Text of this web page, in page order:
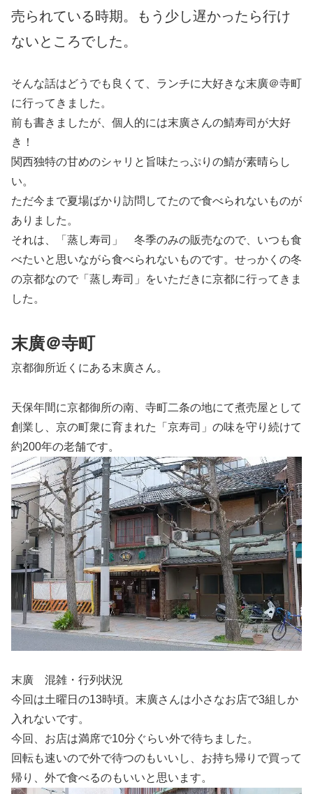
売られている時期。もう少し遅かったら行け
ないところでした。
そんな話はどうでも良くて、ランチに大好きな末廣＠寺町
に行ってきました。
前も書きましたが、個人的には末廣さんの鯖寿司が大好
き！
関西独特の甘めのシャリと旨味たっぷりの鯖が素晴らし
い。
ただ今まで夏場ばかり訪問してたので食べられないものが
ありました。
それは、「蒸し寿司」 冬季のみの販売なので、いつも食
べたいと思いながら食べられないものです。せっかくの冬
の京都なので「蒸し寿司」をいただきに京都に行ってきま
した。
末廣＠寺町
京都御所近くにある末廣さん。
天保年間に京都御所の南、寺町二条の地にて煮売屋として
創業し、京の町衆に育まれた「京寿司」の味を守り続けて
約200年の老舗です。
末廣 混雑・行列状況
今回は土曜日の13時頃。末廣さんは小さなお店で3組しか
入れないです。
今回、お店は満席で10分ぐらい外で待ちました。
回転も速いので外で待つのもいいし、お持ち帰りで買って
帰り、外で食べるのもいいと思います。